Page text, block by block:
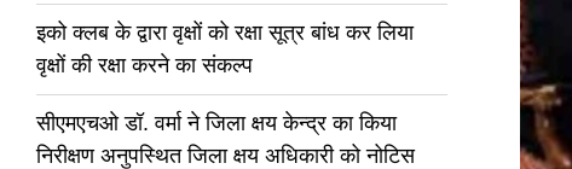
इको क्लब के द्वारा वृक्षों को रक्षा सूत्र बांध कर लिया
वृक्षों की रक्षा करने का संकल्प
सीएमएचओ डॉ. वर्मा ने जिला क्षय केन्द्र का किया
निरीक्षण अनुपस्थित जिला क्षय अधिकारी को नोटिस